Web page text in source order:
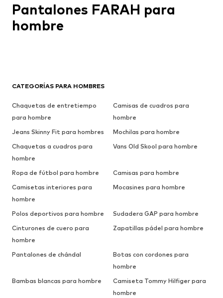
CATEGORÍAS PARA HOMBRES
Chaquetas de entretiempo
para hombre
Camisas de cuadros para
hombre
Jeans Skinny Fit para hombres
Mochilas para hombre
Chaquetas a cuadros para
hombre
Vans Old Skool para hombre
Ropa de fútbol para hombre
Camisas para hombre
Camisetas interiores para
hombre
Mocasines para hombre
Polos deportivos para hombre
Sudadera GAP para hombre
Cinturones de cuero para
hombre
Zapatillas pádel para hombre
Pantalones de chándal
Botas con cordones para
hombre
Bambas blancas para hombre
Camiseta Tommy Hilfiger para
hombre
Pantalones FARAH para
hombre